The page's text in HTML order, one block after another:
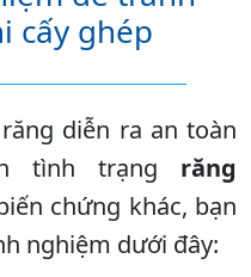
cấy ghép
diễn ra an toàn
tình trạng răng
chứng khác, bạn
nghiệm dưới đây: